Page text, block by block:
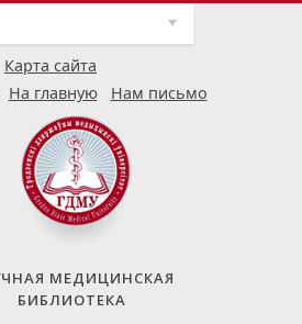
Карта сайта
На главную Нам письмо
МЕДИЦИНСКАЯ
БИБЛИОТЕКА